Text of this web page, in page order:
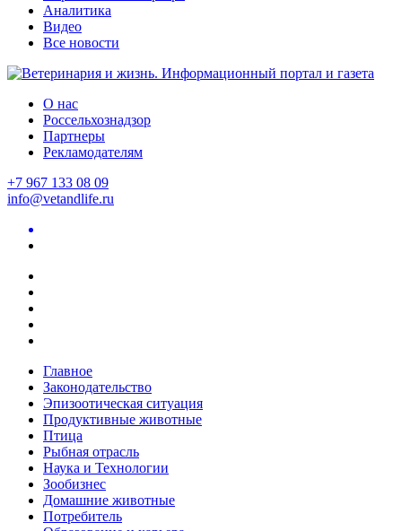
Аналитика
Видео
Все новости
О нас
Россельхознадзор
Партнеры
Рекламодателям
+7 967 133 08 09
info@vetandlife.ru
Главное
Законодательство
Эпизоотическая ситуация
Продуктивные животные
Птица
Рыбная отрасль
Наука и Технологии
Зообизнес
Домашние животные
Потребитель